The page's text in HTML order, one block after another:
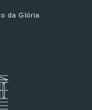
da Glória